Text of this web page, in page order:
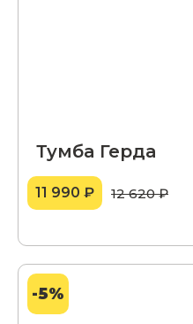
Тумба Герда
11 990 ₽ 12 620 ₽
-5%